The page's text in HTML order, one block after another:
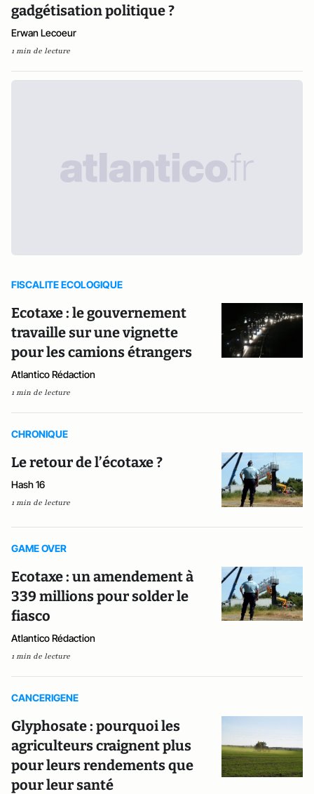
gadgétisation politique ?
Erwan Lecoeur
1 min de lecture
FISCALITE ECOLOGIQUE
Ecotaxe : le gouvernement
travaille sur une vignette
pour les camions étrangers
Atlantico Rédaction
1 min de lecture
CHRONIQUE
Le retour de l’écotaxe ?
Hash 16
1 min de lecture
GAME OVER
Ecotaxe : un amendement à
339 millions pour solder le
fiasco
Atlantico Rédaction
1 min de lecture
CANCERIGENE
Glyphosate : pourquoi les
agriculteurs craignent plus
pour leurs rendements que
pour leur santé